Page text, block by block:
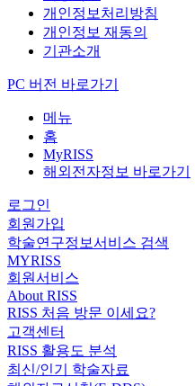
개인정보처리방침
개인정보 재동의
기관소개
PC 버전 바로가기
메뉴
홈
MyRISS
해외전자정보 바로가기
로그인
회원가입
학술연구정보서비스 검색
MYRISS
회원서비스
About RISS
RISS 처음 방문 이세요?
고객센터
RISS 활용도 분석
최신/인기 학술자료